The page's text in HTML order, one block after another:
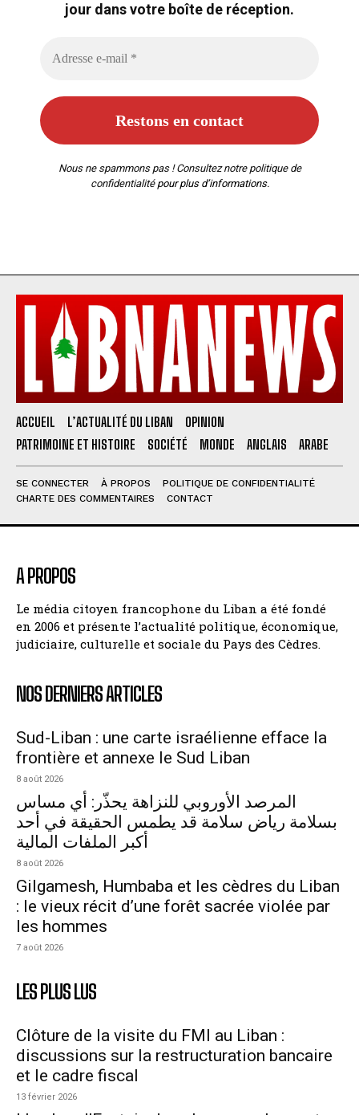
jour dans votre boîte de réception.
Nous ne spammons pas ! Consultez notre politique de
confidentialitépour plus d’informations.
ACCUEIL L’ACTUALITÉ DU LIBAN
OPINION
PATRIMOINE ET HISTOIRE
SOCIÉTÉ MONDE ANGLAIS ARABE
SE CONNECTER À PROPOS
POLITIQUE DE CONFIDENTIALITÉ
CHARTE DES COMMENTAIRES
CONTACT
A PROPOS
Le média citoyen francophone du Liban a été fondé
en 2006 et présente l’actualité politique, économique,
judiciaire, culturelle et sociale du Pays des Cèdres.
NOS DERNIERS ARTICLES
Sud-Liban : une carte israélienne efface la
frontière et annexe le Sud Liban
8 août 2026
المرصد الأوروبي للنزاهة يحذّر: أي مساس
بسلامة رياض سلامة قد يطمس الحقيقة في أحد
أكبر الملفات المالية
8 août 2026
Gilgamesh, Humbaba et les cèdres du Liban
: le vieux récit d’une forêt sacrée violée par
les hommes
7 août 2026
LES PLUS LUS
Clôture de la visite du FMI au Liban :
discussions sur la restructuration bancaire
et le cadre fiscal
13 février 2026